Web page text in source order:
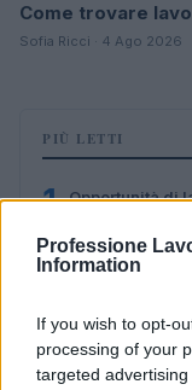
Professione
Information
If you wish to opt-
processing of your
targeted
Come trovare
Sofia Ricci · 4 Ago 2026
PIÙ LETTI
1 Opportunità di
2 Lavoro a
didattiche
3 DID: guida
al lavoro